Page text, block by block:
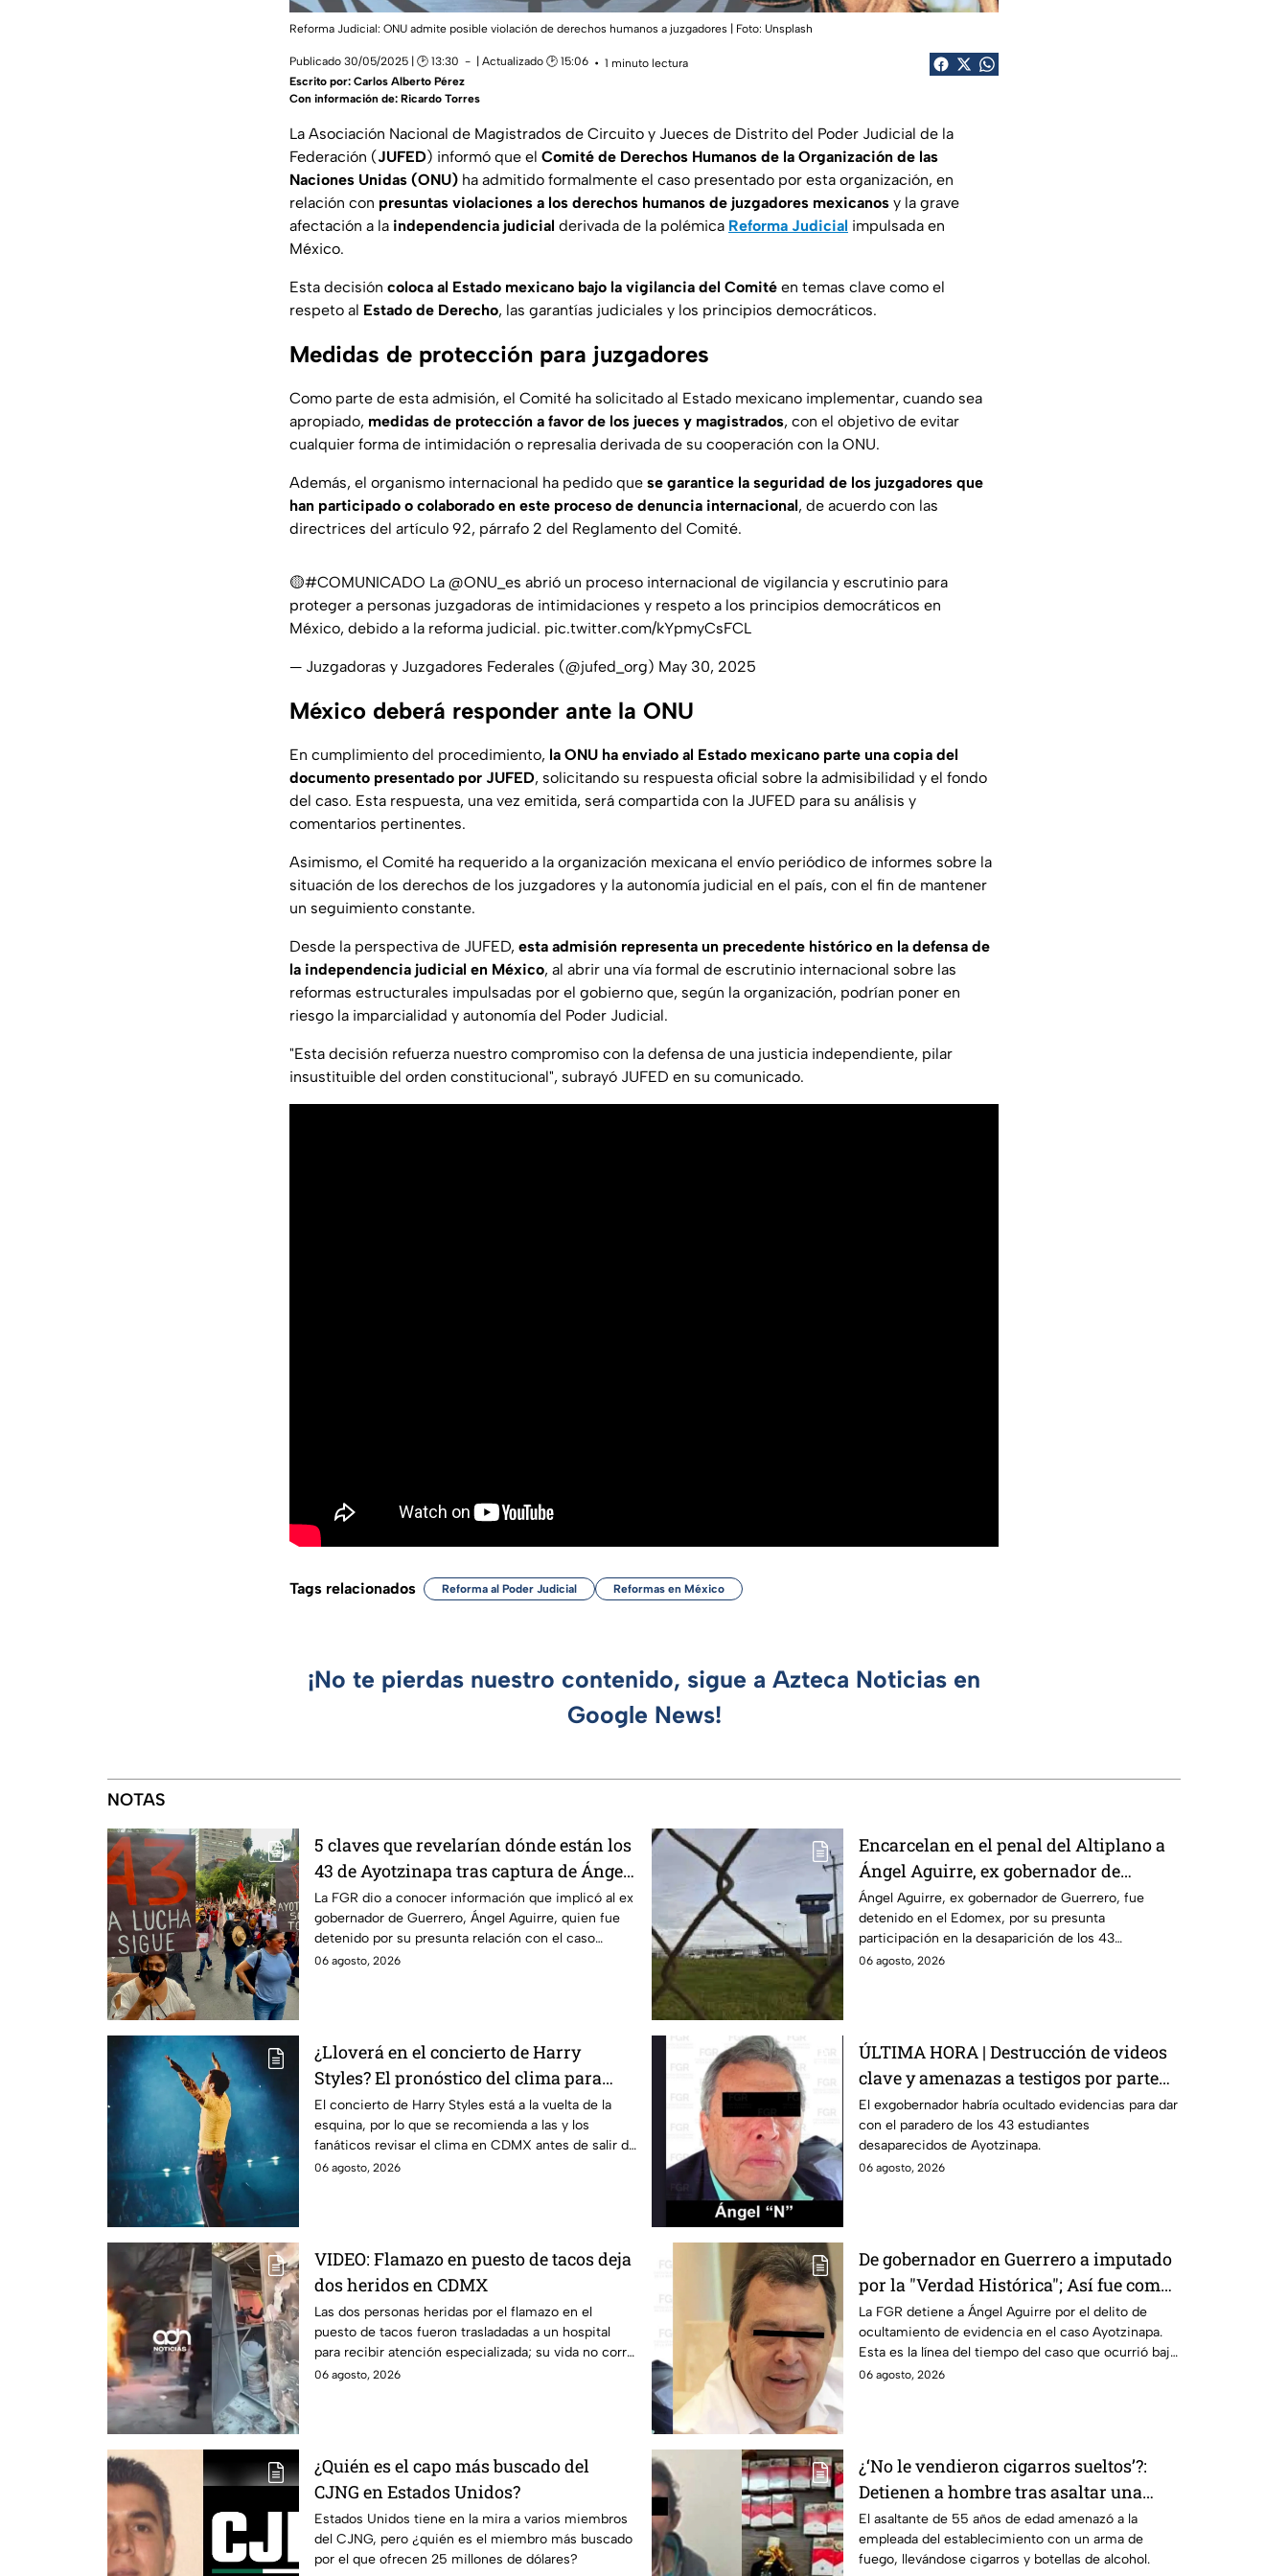
Reforma Judicial: ONU admite posible violación de derechos humanos a juzgadores | Foto: Unsplash
Publicado 30/05/2025 | 🕑 13:30 | Actualizado 🕑 15:06
1 minuto lectura
Escrito por: Carlos Alberto Pérez
Con información de: Ricardo Torres
La Asociación Nacional de Magistrados de Circuito y Jueces de Distrito del Poder Judicial de la
Federación (JUFED) informó que el Comité de Derechos Humanos de la Organización de las
Naciones Unidas (ONU) ha admitido formalmente el caso presentado por esta organización, en
relación con presuntas violaciones a los derechos humanos de juzgadores mexicanos y la grave
afectación a la independencia judicial derivada de la polémica Reforma Judicial impulsada en
México.
Esta decisión coloca al Estado mexicano bajo la vigilancia del Comité en temas clave como el
respeto al Estado de Derecho, las garantías judiciales y los principios democráticos.
Medidas de protección para juzgadores
Como parte de esta admisión, el Comité ha solicitado al Estado mexicano implementar, cuando sea
apropiado, medidas de protección a favor de los jueces y magistrados, con el objetivo de evitar
cualquier forma de intimidación o represalia derivada de su cooperación con la ONU.
Además, el organismo internacional ha pedido que se garantice la seguridad de los juzgadores que
han participado o colaborado en este proceso de denuncia internacional, de acuerdo con las
directrices del artículo 92, párrafo 2 del Reglamento del Comité.
🟡#COMUNICADO La @ONU_es abrió un proceso internacional de vigilancia y escrutinio para
proteger a personas juzgadoras de intimidaciones y respeto a los principios democráticos en
México, debido a la reforma judicial. pic.twitter.com/kYpmyCsFCL
— Juzgadoras y Juzgadores Federales (@jufed_org) May 30, 2025
México deberá responder ante la ONU
En cumplimiento del procedimiento, la ONU ha enviado al Estado mexicano parte una copia del
documento presentado por JUFED, solicitando su respuesta oficial sobre la admisibilidad y el fondo
del caso. Esta respuesta, una vez emitida, será compartida con la JUFED para su análisis y
comentarios pertinentes.
Asimismo, el Comité ha requerido a la organización mexicana el envío periódico de informes sobre la
situación de los derechos de los juzgadores y la autonomía judicial en el país, con el fin de mantener
un seguimiento constante.
Desde la perspectiva de JUFED, esta admisión representa un precedente histórico en la defensa de
la independencia judicial en México, al abrir una vía formal de escrutinio internacional sobre las
reformas estructurales impulsadas por el gobierno que, según la organización, podrían poner en
riesgo la imparcialidad y autonomía del Poder Judicial.
"Esta decisión refuerza nuestro compromiso con la defensa de una justicia independiente, pilar
insustituible del orden constitucional", subrayó JUFED en su comunicado.
Tags relacionados Reforma al Poder Judicial Reformas en México
¡No te pierdas nuestro contenido, sigue a Azteca Noticias en
Google News!
NOTAS
5 claves que revelarían dónde están los
43 de Ayotzinapa tras captura de Ángel
Aguirre, ex gobernador de Guerrero
La FGR dio a conocer información que implicó al ex
gobernador de Guerrero, Ángel Aguirre, quien fue
detenido por su presunta relación con el caso
Ayotzinapa.
06 agosto, 2026
Encarcelan en el penal del Altiplano a
Ángel Aguirre, ex gobernador de
Guerrero por caso Ayotzinapa
Ángel Aguirre, ex gobernador de Guerrero, fue
detenido en el Edomex, por su presunta
participación en la desaparición de los 43
normalistas de Ayotzinapa.
06 agosto, 2026
¿Lloverá en el concierto de Harry
Styles? El pronóstico del clima para
este viernes en CDMX
El concierto de Harry Styles está a la vuelta de la
esquina, por lo que se recomienda a las y los
fanáticos revisar el clima en CDMX antes de salir de
casa.
06 agosto, 2026
ÚLTIMA HORA | Destrucción de videos
clave y amenazas a testigos por parte
de exgobernador Ángel Aguirre: FGR
El exgobernador habría ocultado evidencias para dar
con el paradero de los 43 estudiantes
desaparecidos de Ayotzinapa.
06 agosto, 2026
VIDEO: Flamazo en puesto de tacos deja
dos heridos en CDMX
Las dos personas heridas por el flamazo en el
puesto de tacos fueron trasladadas a un hospital
para recibir atención especializada; su vida no corre
peligro.
06 agosto, 2026
De gobernador en Guerrero a imputado
por la "Verdad Histórica"; Así fue como
Ángel Aguirre obstruyó la justicia en
caso Ayotzinapa
La FGR detiene a Ángel Aguirre por el delito de
ocultamiento de evidencia en el caso Ayotzinapa.
Esta es la línea del tiempo del caso que ocurrió bajo
su gestión en el estado.
06 agosto, 2026
¿Quién es el capo más buscado del
CJNG en Estados Unidos?
Estados Unidos tiene en la mira a varios miembros
del CJNG, pero ¿quién es el miembro más buscado
por el que ofrecen 25 millones de dólares?
¿‘No le vendieron cigarros sueltos’?:
Detienen a hombre tras asaltar una
tienda y llevarse más de 30 cajetillas en
Iztapalapa
El asaltante de 55 años de edad amenazó a la
empleada del establecimiento con un arma de
fuego, llevándose cigarros y botellas de alcohol.